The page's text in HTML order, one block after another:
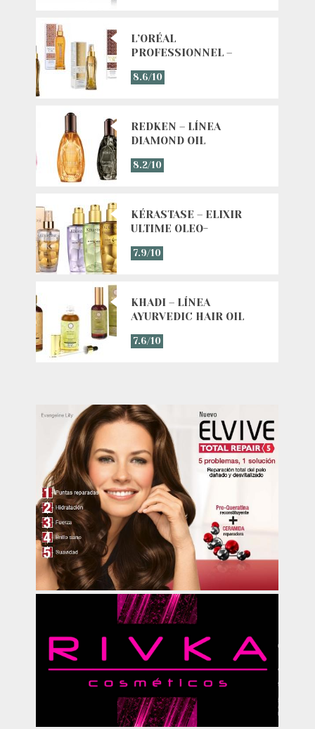
L’ORÉAL
PROFESSIONNEL –
8.6/10
REDKEN – LÍNEA
DIAMOND OIL
8.2/10
KÉRASTASE – ELIXIR
ULTIME OLEO-
7.9/10
KHADI – LÍNEA
AYURVEDIC HAIR OIL
7.6/10